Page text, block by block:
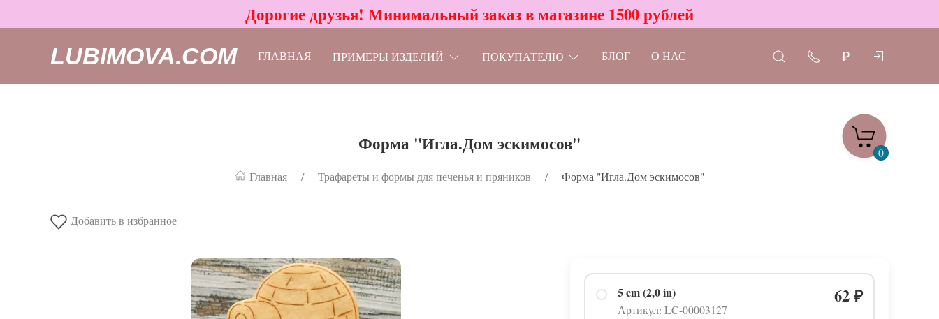
Дорогие друзья! Минимальный заказ в магазине 1500 рублей
LUBIMOVA.COM ГЛАВНАЯ ПРИМЕРЫ ИЗДЕЛИЙ ПОКУПАТЕЛЮ БЛОГ О НАС ₽
0
Форма "Игла.Дом эскимосов"
Главная Трафареты и формы для печенья и пряников Форма "Игла.Дом эскимосов"
Добавить в избранное
5 cm (2,0 in)
Артикул: LC-00003127
62 ₽